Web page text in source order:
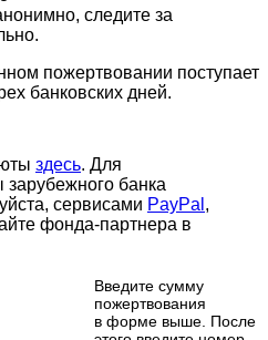
следите за
пожертвовании поступает
банковских дней.
здесь. Для
банка
сервисами PayPal ,
фонда-партнера в
Введите сумму
пожертвования
в форме выше. После